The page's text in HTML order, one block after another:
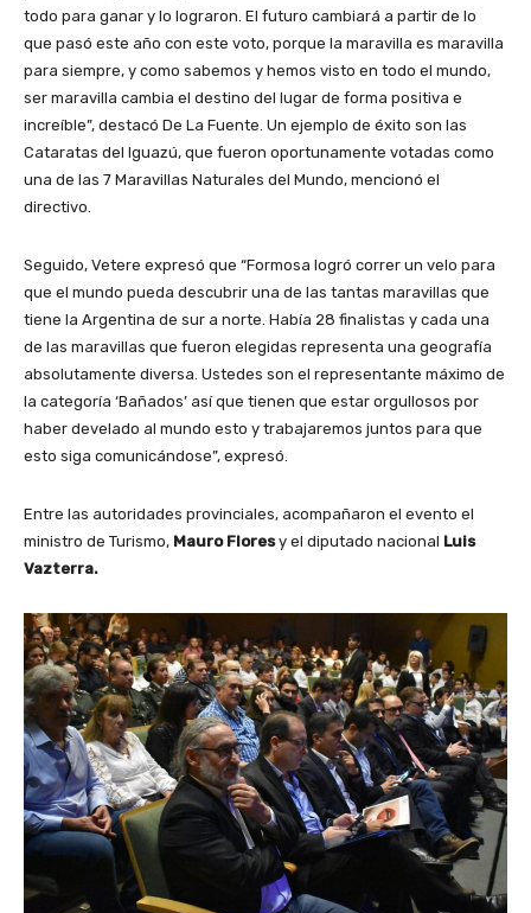
todo para ganar y lo lograron. El futuro cambiará a partir de lo
que pasó este año con este voto, porque la maravilla es maravilla
para siempre, y como sabemos y hemos visto en todo el mundo,
ser maravilla cambia el destino del lugar de forma positiva e
increíble”, destacó De La Fuente. Un ejemplo de éxito son las
Cataratas del Iguazú, que fueron oportunamente votadas como
una de las 7 Maravillas Naturales del Mundo, mencionó el
directivo.
Seguido, Vetere expresó que “Formosa logró correr un velo para
que el mundo pueda descubrir una de las tantas maravillas que
tiene la Argentina de sur a norte. Había 28 finalistas y cada una
de las maravillas que fueron elegidas representa una geografía
absolutamente diversa. Ustedes son el representante máximo de
la categoría ‘Bañados’ así que tienen que estar orgullosos por
haber develado al mundo esto y trabajaremos juntos para que
esto siga comunicándose”, expresó.
Entre las autoridades provinciales, acompañaron el evento el
ministro de Turismo, Mauro Floresy el diputado nacional Luis
Vazterra.